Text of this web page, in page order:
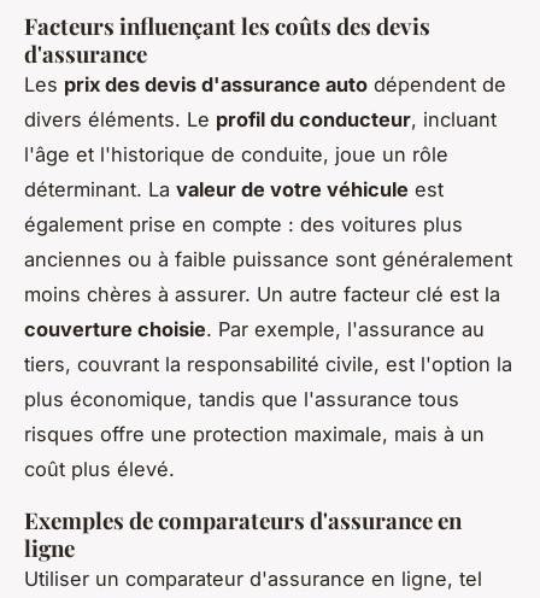
Facteurs influençant les coûts des devis
d'assurance
Les prix des devis d'assurance auto dépendent de
divers éléments. Le profil du conducteur, incluant
l'âge et l'historique de conduite, joue un rôle
déterminant. La valeur de votre véhicule est
également prise en compte : des voitures plus
anciennes ou à faible puissance sont généralement
moins chères à assurer. Un autre facteur clé est la
couverture choisie. Par exemple, l'assurance au
tiers, couvrant la responsabilité civile, est l'option la
plus économique, tandis que l'assurance tous
risques offre une protection maximale, mais à un
coût plus élevé.
Exemples de comparateurs d'assurance en
ligne
Utiliser un comparateur d'assurance en ligne, tel